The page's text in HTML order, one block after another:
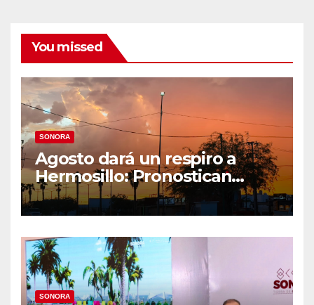
You missed
SONORA
Agosto dará un respiro a
Hermosillo: Pronostican
semana lluviosa y
temperaturas de hasta 34°C
SONORA